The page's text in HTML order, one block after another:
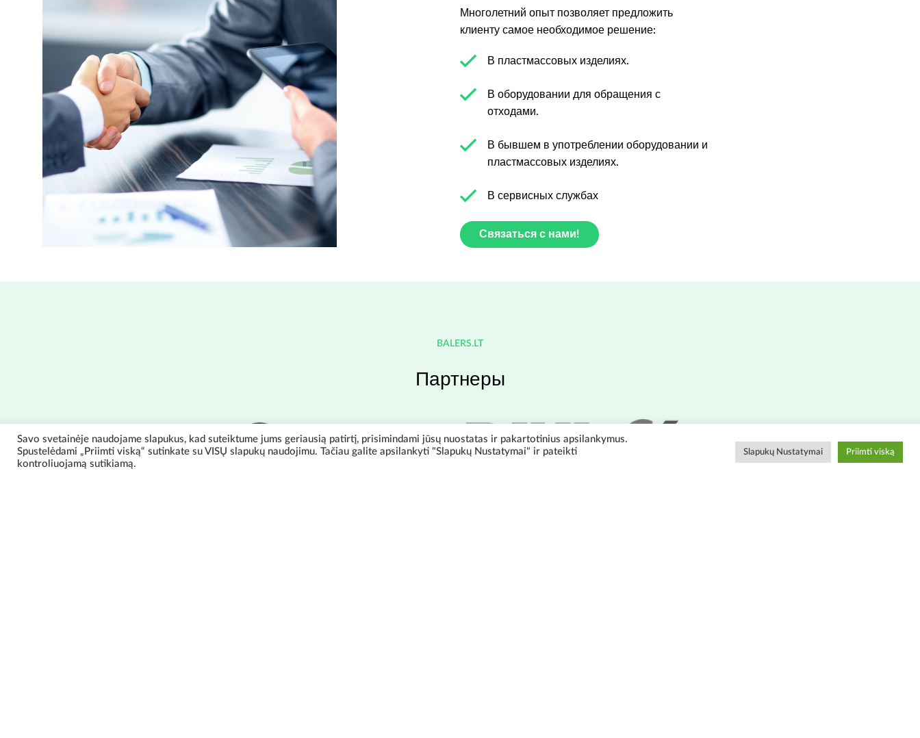
Многолетний опыт позволяет предложить
клиенту самое необходимое решение:
В пластмассовых изделиях.
В оборудовании для обращения с
отходами.
В бывшем в употреблении оборудовании и
пластмассовых изделиях.
В сервисных службах
Связаться с нами!
BALERS.LT
Партнеры
Savo svetainėje naudojame slapukus, kad suteiktume jums geriausią patirtį, prisimindami jūsų nuostatas ir pakartotinius apsilankymus.
Spustelėdami „Priimti viską“ sutinkate su VISŲ slapukų naudojimu. Tačiau galite apsilankyti "Slapukų Nustatymai" ir pateikti
kontroliuojamą sutikiamą.
Slapukų Nustatymai Priimti viską